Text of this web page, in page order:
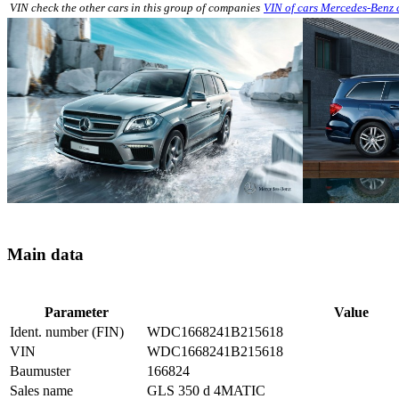
VIN check the other cars in this group of companies VIN of cars Mercedes-Benz
Main data
Parameter
Value
Ident. number (FIN)
WDC1668241B215618
VIN
WDC1668241B215618
Baumuster
166824
Sales name
GLS 350 d 4MATIC